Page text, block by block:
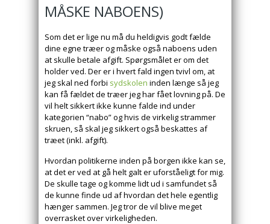
MÅSKE NABOENS)
Som det er lige nu må du heldigvis godt fælde
dine egne træer og måske også naboens uden
at skulle betale afgift. Spørgsmålet er om det
holder ved. Der er i hvert fald ingen tvivl om, at
jeg skal ned forbi sydskolen inden længe så jeg
kan få fældet de træer jeg har fået lovning på. De
vil helt sikkert ikke kunne falde ind under
kategorien “nabo” og hvis de virkelig strammer
skruen, så skal jeg sikkert også beskattes af
træet (inkl. afgift).
Hvordan politikerne inden på borgen ikke kan se,
at det er ved at gå helt galt er uforståeligt for mig.
De skulle tage og komme lidt ud i samfundet så
de kunne finde ud af hvordan det hele egentlig
hænger sammen. Jeg tror de vil blive meget
overrasket over virkeligheden.